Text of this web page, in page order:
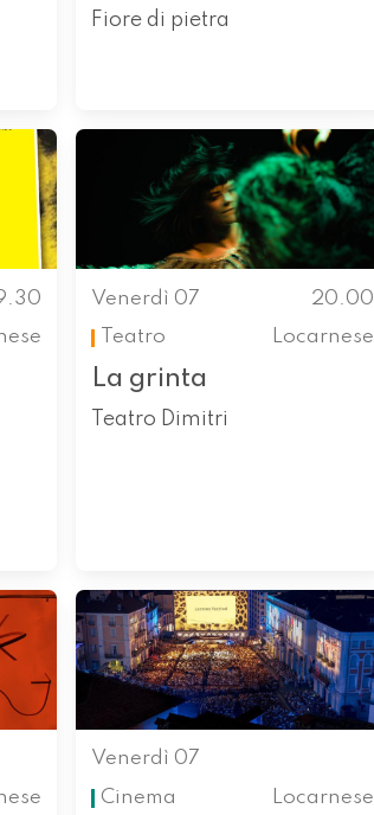
Fiore di pietra
Venerdì 07
20.00
Teatro
Locarnese
La grinta
Teatro Dimitri
Venerdì 07
Cinema
Locarnese